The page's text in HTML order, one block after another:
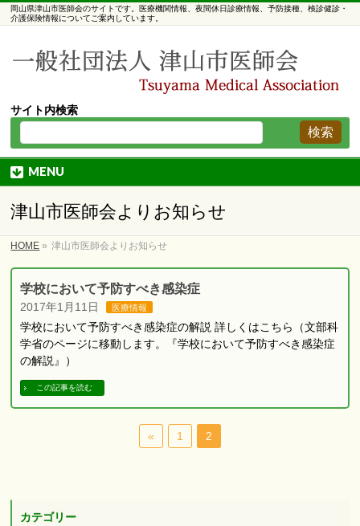
岡山県津山市医師会のサイトです。医療機関情報、夜間休日診療情報、予防接種、検診健診・
介護保険情報についてご案内しています。
サイト内検索
MENU
津山市医師会よりお知らせ
HOME » 津山市医師会よりお知らせ
学校において予防すべき感染症
2017年1月11日 医療情報
学校において予防すべき感染症の解説 詳しくはこちら（文部科
学省のページに移動します。『学校において予防すべき感染症
の解説』）
この記事を読む
« 1 2
カテゴリー